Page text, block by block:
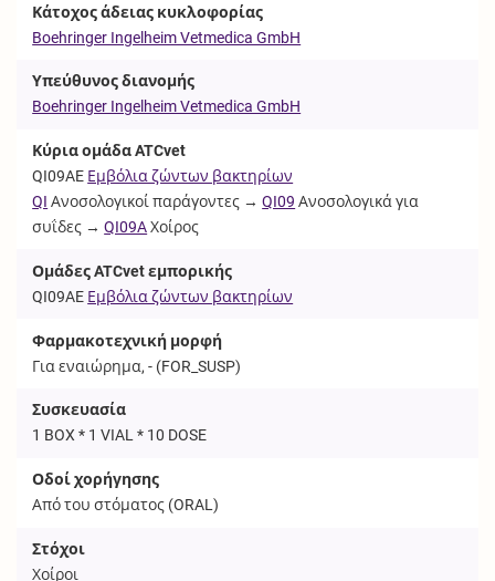
Κάτοχος άδειας κυκλοφορίας
Boehringer Ingelheim Vetmedica GmbH
Υπεύθυνος διανομής
Boehringer Ingelheim Vetmedica GmbH
Κύρια ομάδα ATCvet
QI09AE Εμβόλια ζώντων βακτηρίων
QI Ανοσολογικοί παράγοντες →QI09 Ανοσολογικά για
συΐδες →QI09AΧοίρος
Ομάδες ATCvet εμπορικής
QI09AE Εμβόλια ζώντων βακτηρίων
Φαρμακοτεχνική μορφή
Για εναιώρημα, - (FOR_SUSP)
Συσκευασία
1 BOX * 1 VIAL * 10 DOSE
Οδοί χορήγησης
Από του στόματος (ORAL)
Στόχοι
Χοίροι